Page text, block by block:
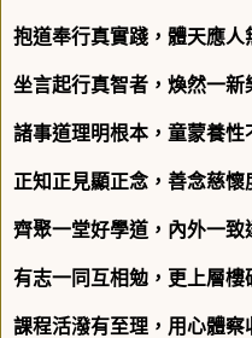
抱道奉行真實踐，體天應人
坐言起行真智者，煥然一新
諸事道理明根本，童蒙養性
正知正見顯正念，善念慈懷
齊聚一堂好學道，內外一致
有志一同互相勉，更上層樓
課程活潑有至理，用心體察